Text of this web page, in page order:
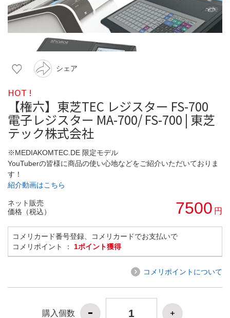
シェア
HOT !
【権六】東芝TEC レジスター FS-700
電子レジスター MA-700/ FS-700 | 東芝
テック株式会社
※MEDIAKOMTEC.DE 限定モデル
YouTuberの皆様に商品の使い心地などをご紹介いただいておりま
す！
紹介動画はこちら
ネット販売
価格（税込）
7500 円
コメリカード番号登録、コメリカードでお支払いで
コメリポイント ： 1ポイント獲得
コメリポイントについて
購入個数